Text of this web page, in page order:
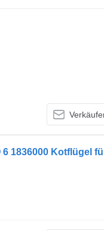
6 1836000 Kotflügel